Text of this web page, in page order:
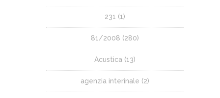
231 (1)
81/2008 (280)
Acustica (13)
agenzia interinale (2)